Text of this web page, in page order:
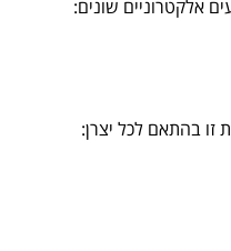
אלקטרוניים שונים:
זו בהתאם לכל יצרן: